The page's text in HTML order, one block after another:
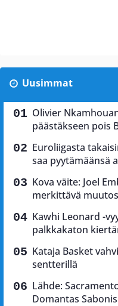
Uusimmat
Olivier
päästäkseen pois
Euroliigasta
saa pyytämäänsä
Kova väite: Joel
merkittävä muutos
Kawhi Leonard -
palkkakaton
Kataja Basket
sentterillä
Lähde:
Domantas